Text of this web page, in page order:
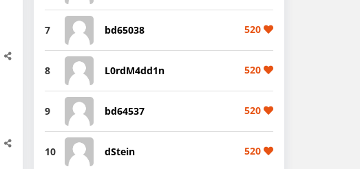
7 bd65038 520
8 L0rdM4dd1n 520
9 bd64537 520
10 dStein 520